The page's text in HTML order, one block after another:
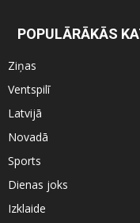
POPULĀRĀKĀS
Ziņas
Ventspilī
Latvijā
Novadā
Sports
Dienas joks
Izklaide